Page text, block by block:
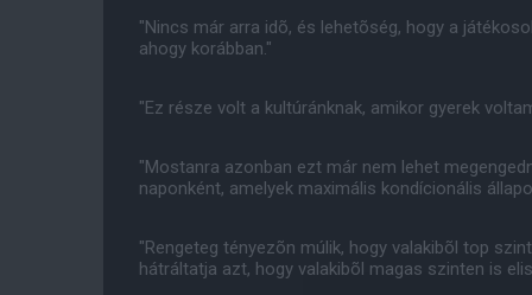
"Nincs már arra idõ, és lehetõség, hogy a
ahogy korábban."
"Ez része volt a kultúránknak, amikor gyerek
"Mostanra azonban ezt már nem lehet
naponként, amelyek maximális kondícionális
"Rengeteg tényezõn múlik, hogy valakibõl top
hátráltatja azt, hogy valakibõl magas szinten is